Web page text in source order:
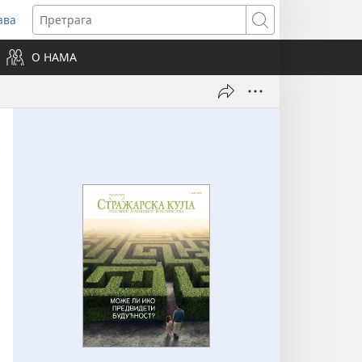
Претрага
О НАМА